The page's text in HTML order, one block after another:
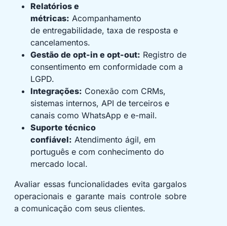
Relatórios e
métricas: Acompanhamento
de entregabilidade, taxa de resposta e
cancelamentos.
Gestão de opt-in e opt-out: Registro de
consentimento em conformidade com a
LGPD.
Integrações: Conexão com CRMs,
sistemas internos, API de terceiros e
canais como WhatsApp e e-mail.
Suporte técnico
confiável: Atendimento ágil, em
português e com conhecimento do
mercado local.
Avaliar essas funcionalidades evita gargalos
operacionais e garante mais controle sobre
a comunicação com seus clientes.